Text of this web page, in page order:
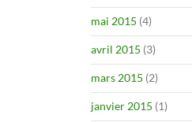
mai 2015 (4)
avril 2015 (3)
mars 2015 (2)
janvier 2015 (1)